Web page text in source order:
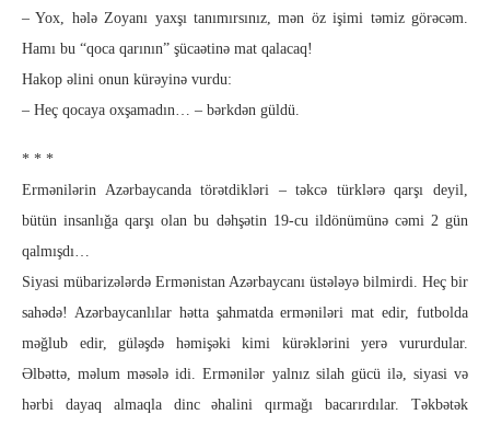
– Yox, hələ Zoyanı yaxşı tanımırsınız, mən öz işimi təmiz gö­rəcəm.
Hamı bu “qoca qarının” şücaətinə mat qalacaq!
Hakop əlini onun kürəyinə vurdu:
– Heç qocaya oxşamadın… – bərkdən güldü.
* * *
Ermənilərin Azərbaycanda törətdikləri – təkcə türklərə qarşı de­­­yil,
bütün insanlığa qarşı olan bu dəhşətin 19-cu ildönümünə cə­mi 2 gün
qalmışdı…
Siyasi mübarizələrdə Ermənistan Azər­bay­­­­­­canı üstələyə bilmirdi. Heç bir
sahədə! Azərbaycanlılar hətta şahmatda er­mə­­­niləri mat edir, futbolda
məğlub edir, güləşdə həmişəki kimi kü­rək­­­­­lərini yerə vururdular.
Əlbəttə, məlum məsələ idi. Ermənilər yal­­­nız silah gücü ilə, siyasi və
hərbi dayaq almaqla dinc əhalini qır­­­mağı bacarırdılar. Təkbətək